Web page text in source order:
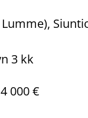
3 kk
000 €